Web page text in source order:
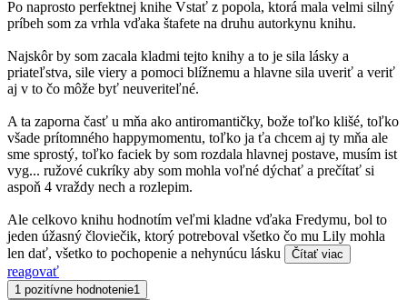
Po naprosto perfektnej knihe Vstať z popola, ktorá mala velmi silný
príbeh som za vrhla vďaka štafete na druhu autorkynu knihu.
Najskôr by som zacala kladmi tejto knihy a to je sila lásky a
priateľstva, sile viery a pomoci blížnemu a hlavne sila uveriť a veriť
aj v to čo môže byť neuveriteľné.
A ta zaporna časť u mňa ako antiromantičky, bože toľko klišé, toľko
všade prítomného happymomentu, toľko ja ťa chcem aj ty mňa ale
sme sprostý, toľko faciek by som rozdala hlavnej postave, musím ist
vyg... ružové cukríky aby som mohla voľné dýchať a prečítať si
aspoň 4 vraždy nech a rozlepim.
Ale celkovo knihu hodnotím veľmi kladne vďaka Fredymu, bol to
jeden úžasný človiečik, ktorý potreboval všetko čo mu Lily mohla
len dať, všetko to pochopenie a nehynúcu lásku
Čítať viac
reagovať
1 pozitívne hodnotenie1